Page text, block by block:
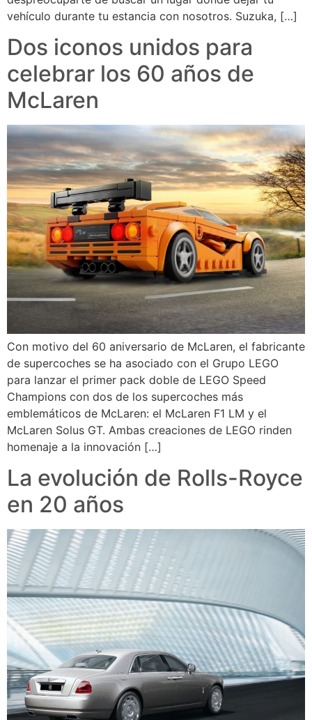
vehículo durante tu estancia con nosotros. Suzuka, […]
Dos iconos unidos para
celebrar los 60 años de
McLaren
Con motivo del 60 aniversario de McLaren, el fabricante
de supercoches se ha asociado con el Grupo LEGO
para lanzar el primer pack doble de LEGO Speed
Champions con dos de los supercoches más
emblemáticos de McLaren: el McLaren F1 LM y el
McLaren Solus GT. Ambas creaciones de LEGO rinden
homenaje a la innovación […]
La evolución de Rolls-Royce
en 20 años